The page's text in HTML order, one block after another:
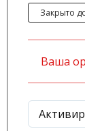
Закрыто
Ваша